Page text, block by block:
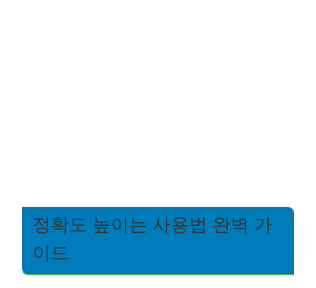
정확도 높이는 사용법 완벽 가
이드